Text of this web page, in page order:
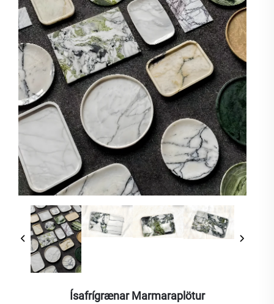
Ísafrígrænar Marmaraplötur